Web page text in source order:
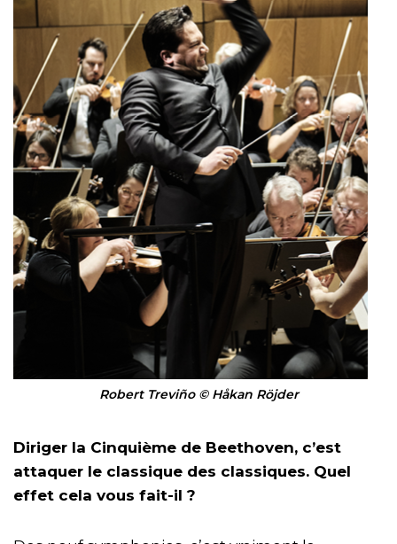
Robert Treviño ©Håkan Röjder
Diriger la Cinquième de Beethoven, c’est
attaquer le classique des classiques. Quel
effet cela vous fait-il ?